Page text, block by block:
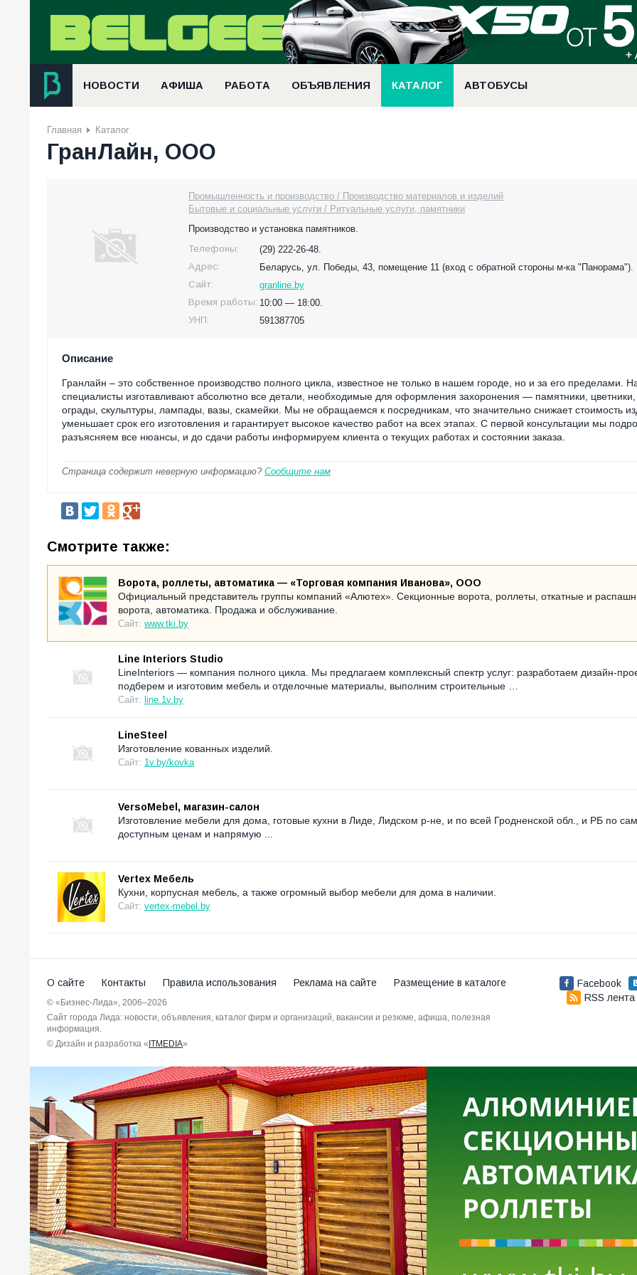
НОВОСТИ АФИША РАБОТА ОБЪЯВЛЕНИЯ КАТАЛОГ АВТОБУСЫ
Главная Каталог
ГранЛайн, ООО
Промышленность и производство / Производство материалов и изделий
Бытовые и социальные услуги / Ритуальные услуги, памятники
Производство и установка памятников.
Телефоны:
(29) 222-26-48.
Адрес:
Беларусь, ул. Победы, 43, помещение 11 (вход с обратной стороны м-ка "Панорама").
Сайт:
granline.by
Время работы: 10:00 — 18:00.
УНП:
591387705
Описание
Гранлайн – это собственное производство полного цикла, известное не только в нашем городе, но и за его пределами.
специалисты изготавливают абсолютно все детали, необходимые для оформления захоронения — памятники, цветники,
ограды, скульптуры, лампады, вазы, скамейки. Мы не обращаемся к посредникам, что значительно снижает стоимость
уменьшает срок его изготовления и гарантирует высокое качество работ на всех этапах. С первой консультации мы
разъясняем все нюансы, и до сдачи работы информируем клиента о текущих работах и состоянии заказа.
Страница содержит неверную информацию? Сообщите нам
Смотрите также:
Ворота, роллеты, автоматика — «Торговая компания Иванова», ООО
Официальный представитель группы компаний «Алютех». Секционные ворота, роллеты, откатные и
ворота, автоматика. Продажа и обслуживание.
Сайт: www.tki.by
Line Interiors Studio
LineInteriors — компания полного цикла. Мы предлагаем комплексный спектр услуг: разработаем дизайн-
подберем и изготовим мебель и отделочные материалы, выполним строительные …
Сайт: line.1v.by
LineSteel
Изготовление кованных изделий.
Сайт: 1v.by/kovka
VersoMebel, магазин-салон
Изготовление мебели для дома, готовые кухни в Лиде, Лидском р-не, и по всей Гродненской обл., и РБ по
доступным ценам и напрямую ...
Vertex Мебель
Кухни, корпусная мебель, а также огромный выбор мебели для дома в наличии.
Сайт: vertex-mebel.by
О сайте Контакты Правила использования Реклама на сайте Размещение в каталоге
© «Бизнес-Лида», 2006–2026
Сайт города Лида: новости, объявления, каталог фирм и организаций, вакансии и резюме, афиша, полезная
информация.
© Дизайн и разработка «ITMEDIA»
Facebook
RSS лента